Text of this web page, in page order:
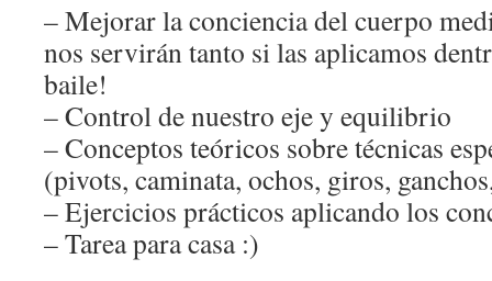
– Mejorar la conciencia del cuerpo
nos servirán tanto si las aplicamos
baile!
– Control de nuestro eje y equilibrio
– Conceptos teóricos sobre técnicas
(pivots, caminata, ochos, giros,
– Ejercicios prácticos aplicando los
– Tarea para casa :)